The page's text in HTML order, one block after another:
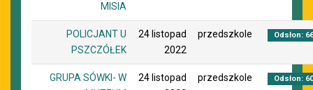
MISIA
POLICJANT U
PSZCZÓŁEK
24 listopad
2022
przedszkole Odsłon:
GRUPA SÓWKI- W
24 listopad
przedszkole Odsłon: